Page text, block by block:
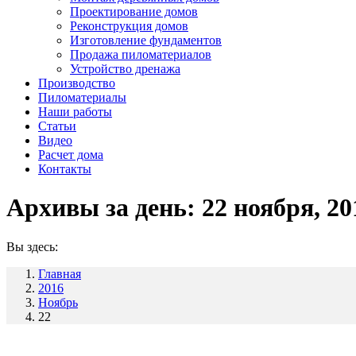
Проектирование домов
Реконструкция домов
Изготовление фундаментов
Продажа пиломатериалов
Устройство дренажа
Производство
Пиломатериалы
Наши работы
Статьи
Видео
Расчет дома
Контакты
Архивы за день: 22 ноября,
Вы здесь:
Главная
2016
Ноябрь
22